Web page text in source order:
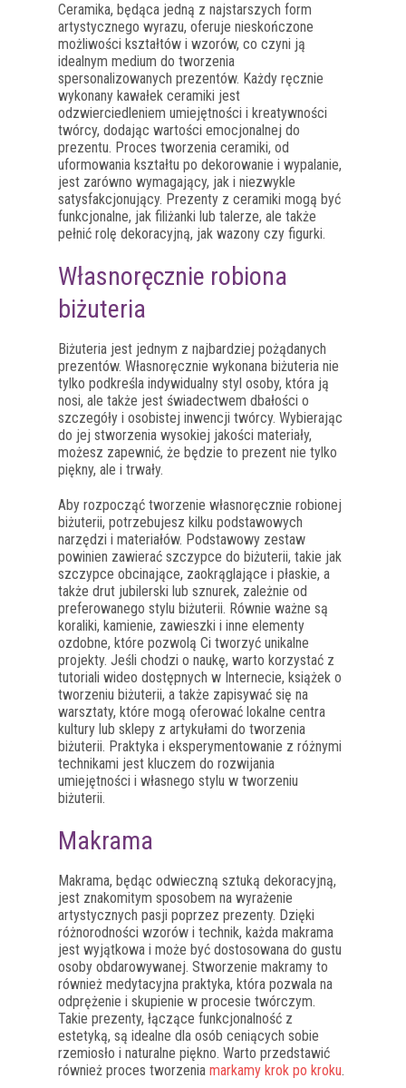
Ceramika, będąca jedną z najstarszych form
artystycznego wyrazu, oferuje nieskończone
możliwości kształtów i wzorów, co czyni ją
idealnym medium do tworzenia
spersonalizowanych prezentów. Każdy ręcznie
wykonany kawałek ceramiki jest
odzwierciedleniem umiejętności i kreatywności
twórcy, dodając wartości emocjonalnej do
prezentu. Proces tworzenia ceramiki, od
uformowania kształtu po dekorowanie i wypalanie,
jest zarówno wymagający, jak i niezwykle
satysfakcjonujący. Prezenty z ceramiki mogą być
funkcjonalne, jak filiżanki lub talerze, ale także
pełnić rolę dekoracyjną, jak wazony czy figurki.
Własnoręcznie robiona
biżuteria
Biżuteria jest jednym z najbardziej pożądanych
prezentów. Własnoręcznie wykonana biżuteria nie
tylko podkreśla indywidualny styl osoby, która ją
nosi, ale także jest świadectwem dbałości o
szczegóły i osobistej inwencji twórcy. Wybierając
do jej stworzenia wysokiej jakości materiały,
możesz zapewnić, że będzie to prezent nie tylko
piękny, ale i trwały.
Aby rozpocząć tworzenie własnoręcznie robionej
biżuterii, potrzebujesz kilku podstawowych
narzędzi i materiałów. Podstawowy zestaw
powinien zawierać szczypce do biżuterii, takie jak
szczypce obcinające, zaokrąglające i płaskie, a
także drut jubilerski lub sznurek, zależnie od
preferowanego stylu biżuterii. Równie ważne są
koraliki, kamienie, zawieszki i inne elementy
ozdobne, które pozwolą Ci tworzyć unikalne
projekty. Jeśli chodzi o naukę, warto korzystać z
tutoriali wideo dostępnych w Internecie, książek o
tworzeniu biżuterii, a także zapisywać się na
warsztaty, które mogą oferować lokalne centra
kultury lub sklepy z artykułami do tworzenia
biżuterii. Praktyka i eksperymentowanie z różnymi
technikami jest kluczem do rozwijania
umiejętności i własnego stylu w tworzeniu
biżuterii.
Makrama
Makrama, będąc odwieczną sztuką dekoracyjną,
jest znakomitym sposobem na wyrażenie
artystycznych pasji poprzez prezenty. Dzięki
różnorodności wzorów i technik, każda makrama
jest wyjątkowa i może być dostosowana do gustu
osoby obdarowywanej. Stworzenie makramy to
również medytacyjna praktyka, która pozwala na
odprężenie i skupienie w procesie twórczym.
Takie prezenty, łączące funkcjonalność z
estetyką, są idealne dla osób ceniących sobie
rzemiosło i naturalne piękno. Warto przedstawić
również proces tworzenia markamy krok po kroku.